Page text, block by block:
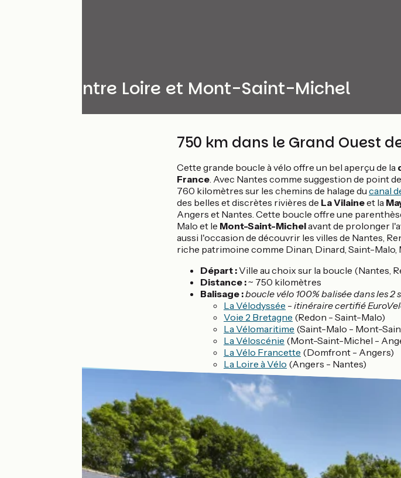
Boucle entre Loire et Mont-Saint-Michel
750 km dans le Grand Ouest
Cette grande boucle à vélo offre un bel aperçu de la
France . Avec Nantes comme suggestion de point
760 kilomètres sur les chemins de halage du canal
des belles et discrètes rivières de La Vilaineet la
Angers et Nantes. Cette boucle offre une
Malo et le Mont-Saint-Michelavant de prolonger
aussi l'occasion de découvrir les villes de Nantes,
riche patrimoine comme Dinan, Dinard, Saint-Malo,
Départ :Ville au choix sur la boucle (Nantes,
Distance :~ 750 kilomètres
Balisage :boucle vélo 100% balisée dans les
La Vélodyssée - itinéraire certifié
Voie 2 Bretagne (Redon - Saint-Malo)
La Vélomaritime (Saint-Malo - Mont-
La Véloscénie (Mont-Saint-Michel -
La Vélo Francette (Domfront - Angers)
La Loire à Vélo (Angers - Nantes)